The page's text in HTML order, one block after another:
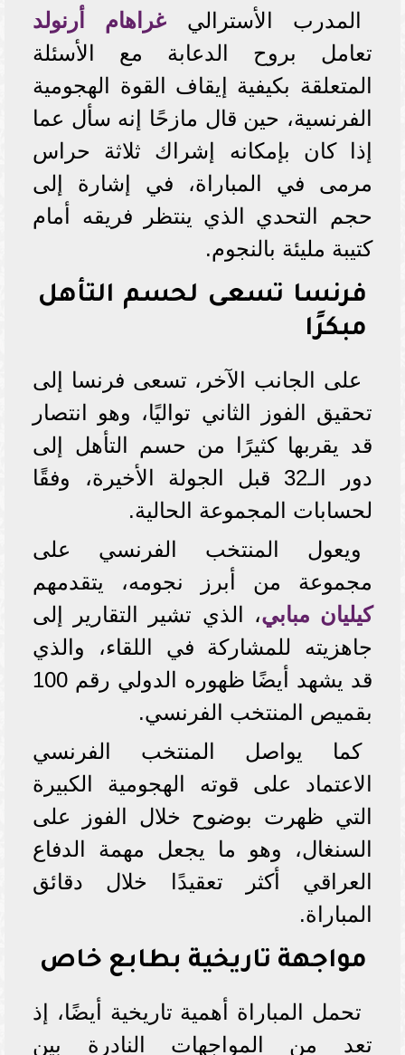
المدرب الأسترالي غراهام أرنولد
تعامل بروح الدعابة مع الأسئلة
المتعلقة بكيفية إيقاف القوة الهجومية
الفرنسية، حين قال مازحًا إنه سأل عما
إذا كان بإمكانه إشراك ثلاثة حراس
مرمى في المباراة، في إشارة إلى
حجم التحدي الذي ينتظر فريقه أمام
كتيبة مليئة بالنجوم.
فرنسا تسعى لحسم التأهل
مبكرًا
على الجانب الآخر، تسعى فرنسا إلى
تحقيق الفوز الثاني تواليًا، وهو انتصار
قد يقربها كثيرًا من حسم التأهل إلى
دور الـ32 قبل الجولة الأخيرة، وفقًا
لحسابات المجموعة الحالية.
ويعول المنتخب الفرنسي على
مجموعة من أبرز نجومه، يتقدمهم
كيليان مبابي، الذي تشير التقارير إلى
جاهزيته للمشاركة في اللقاء، والذي
قد يشهد أيضًا ظهوره الدولي رقم 100
بقميص المنتخب الفرنسي.
كما يواصل المنتخب الفرنسي
الاعتماد على قوته الهجومية الكبيرة
التي ظهرت بوضوح خلال الفوز على
السنغال، وهو ما يجعل مهمة الدفاع
العراقي أكثر تعقيدًا خلال دقائق
المباراة.
مواجهة تاريخية بطابع خاص
تحمل المباراة أهمية تاريخية أيضًا، إذ
تعد من المواجهات النادرة بين